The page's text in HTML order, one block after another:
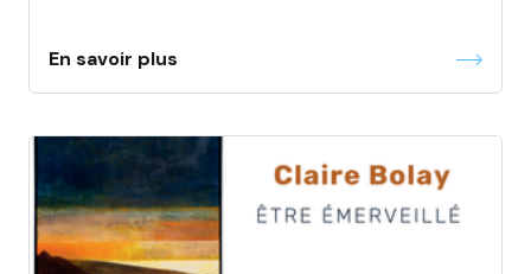
En savoir plus